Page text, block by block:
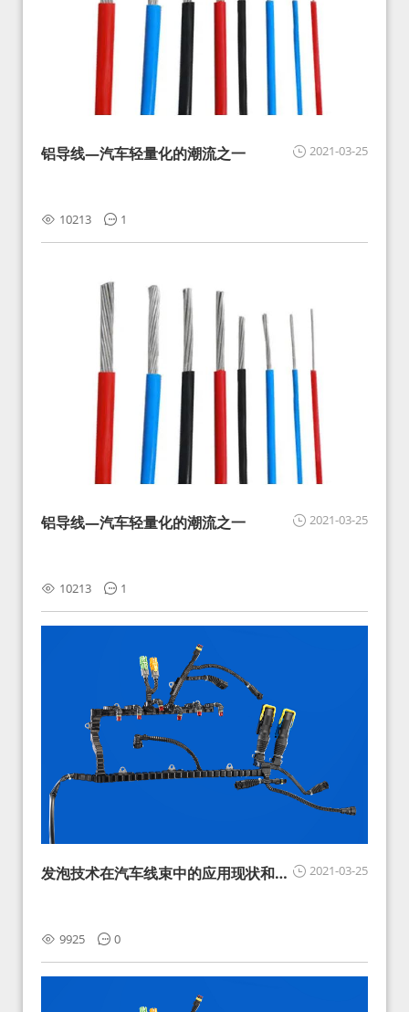
2021-03-25
铝导线—汽车轻量化的潮流之一
10213 1
2021-03-25
铝导线—汽车轻量化的潮流之一
10213 1
2021-03-25
发泡技术在汽车线束中的应用现状和展
9925 0